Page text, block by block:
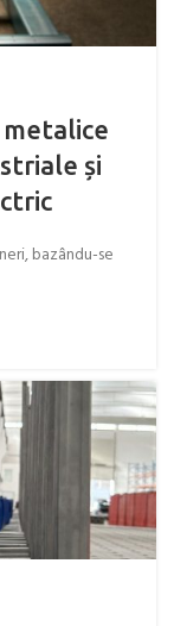
și
bazându-se